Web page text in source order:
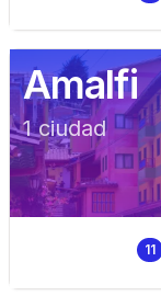
Amalfi
1ciudad
11